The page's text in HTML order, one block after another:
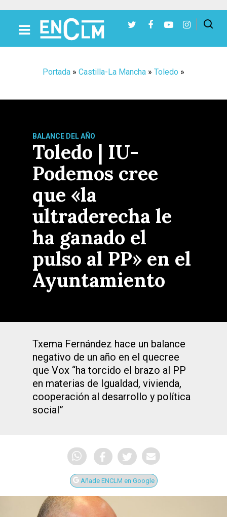
Portada » Castilla-La Mancha » Toledo »
BALANCE DEL AÑO
Toledo | IU-
Podemos cree
que «la
ultraderecha le
ha ganado el
pulso al PP» en el
Ayuntamiento
Txema Fernández hace un balance
negativo de un año en el quecree
que Vox “ha torcido el brazo al PP
en materias de Igualdad, vivienda,
cooperación al desarrollo y política
social”
Añade ENCLM en Google